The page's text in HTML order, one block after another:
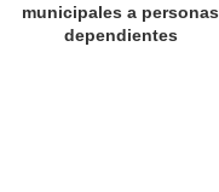
municipales a personas
dependientes